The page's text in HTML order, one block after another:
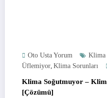
Oto Usta Yorum Klima
Üflemiyor Klima Sorunları
Klima Soğutmuyor –
[Çözümü]